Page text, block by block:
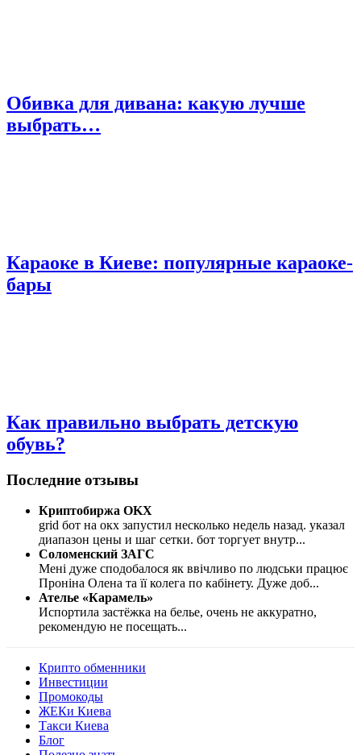
Обивка для дивана: какую лучше
выбрать…
Караоке в Киеве: популярные караоке-
бары
Как правильно выбрать детскую
обувь?
Последние отзывы
Криптобиржа OKX
grid бот на окх запустил несколько недель назад. указал
диапазон цены и шаг сетки. бот торгует внутр...
Соломенский ЗАГС
Мені дуже сподобалося як ввічливо по людськи працює
Проніна Олена та її колега по кабінету. Дуже доб...
Ателье «Карамель»
Испортила застёжка на белье, очень не аккуратно,
рекомендую не посещать...
Крипто обменники
Инвестиции
Промокоды
ЖЕКи Киева
Такси Киева
Блог